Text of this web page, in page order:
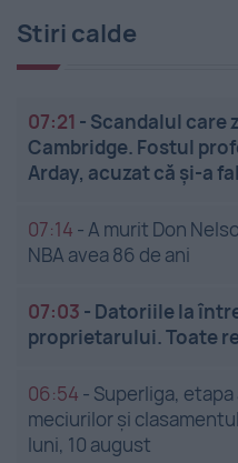
Stiri calde
07:21 - Scandalul care
Cambridge. Fostul
Arday, acuzat că și-a
07:14 -A murit Don
NBA avea 86 de ani
07:03 - Datoriile la
proprietarului. Toate
06:54 - Superliga,
meciurilor și
luni, 10 august